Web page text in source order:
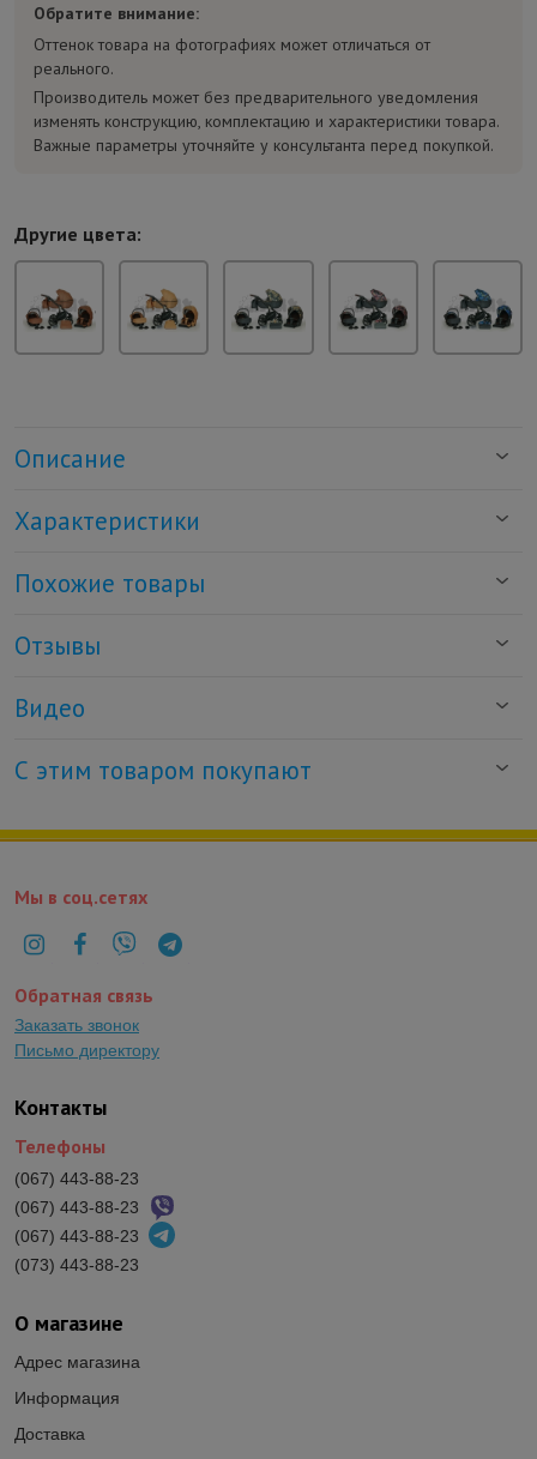
Обратите внимание:
Оттенок товара на фотографиях может отличаться от
реального.
Производитель может без предварительного уведомления
изменять конструкцию, комплектацию и характеристики товара.
Важные параметры уточняйте у консультанта перед покупкой.
Другие цвета:
Описание
Характеристики
Похожие товары
Отзывы
Видео
С этим товаром покупают
О магазине
Адрес магазина
Информация
Доставка
Контакты
Телефоны
(067) 443-88-23
(067) 443-88-23
(067) 443-88-23
(073) 443-88-23
Мы в соц.сетях
Обратная связь
Заказать звонок
Письмо директору